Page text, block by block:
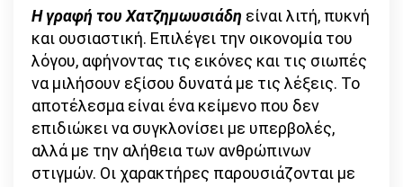
Η γραφή του Χατζημωυσιάδη είναι λιτή, πυκνή
και ουσιαστική. Επιλέγει την οικονομία του
λόγου, αφήνοντας τις εικόνες και τις σιωπές
να μιλήσουν εξίσου δυνατά με τις λέξεις. Το
αποτέλεσμα είναι ένα κείμενο που δεν
επιδιώκει να συγκλονίσει με υπερβολές,
αλλά με την αλήθεια των ανθρώπινων
στιγμών. Οι χαρακτήρες παρουσιάζονται με